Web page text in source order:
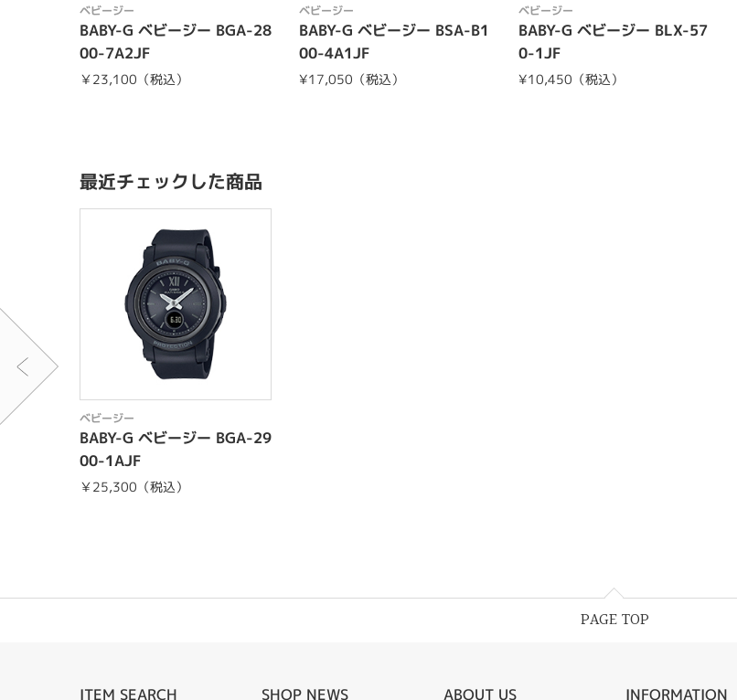
ベビージー
BABY-G ベビージー BGA-28
00-7A2JF
￥23,100（税込）
ベビージー
BABY-G ベビージー BSA-B1
00-4A1JF
¥17,050（税込）
ベビージー
BABY-G ベビージー BLX-57
0-1JF
¥10,450（税込）
最近チェックした商品
ベビージー
BABY-G ベビージー BGA-29
00-1AJF
￥25,300（税込）
PAGE TOP
ITEM SEARCH SHOP NEWS ABOUT US INFORMATION